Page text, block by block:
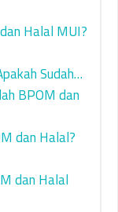
Halal MUI?
Sudah…
BPOM dan
dan Halal?
dan Halal